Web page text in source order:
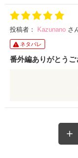
何も無かったなぁ、
いろいろな事を思い
ありがとうございま
また、素敵なお話を
投稿者： Kazunano さ
ネタバレ
番外編ありがとうご
愛と力量に感激！
誰にでも優しい和也